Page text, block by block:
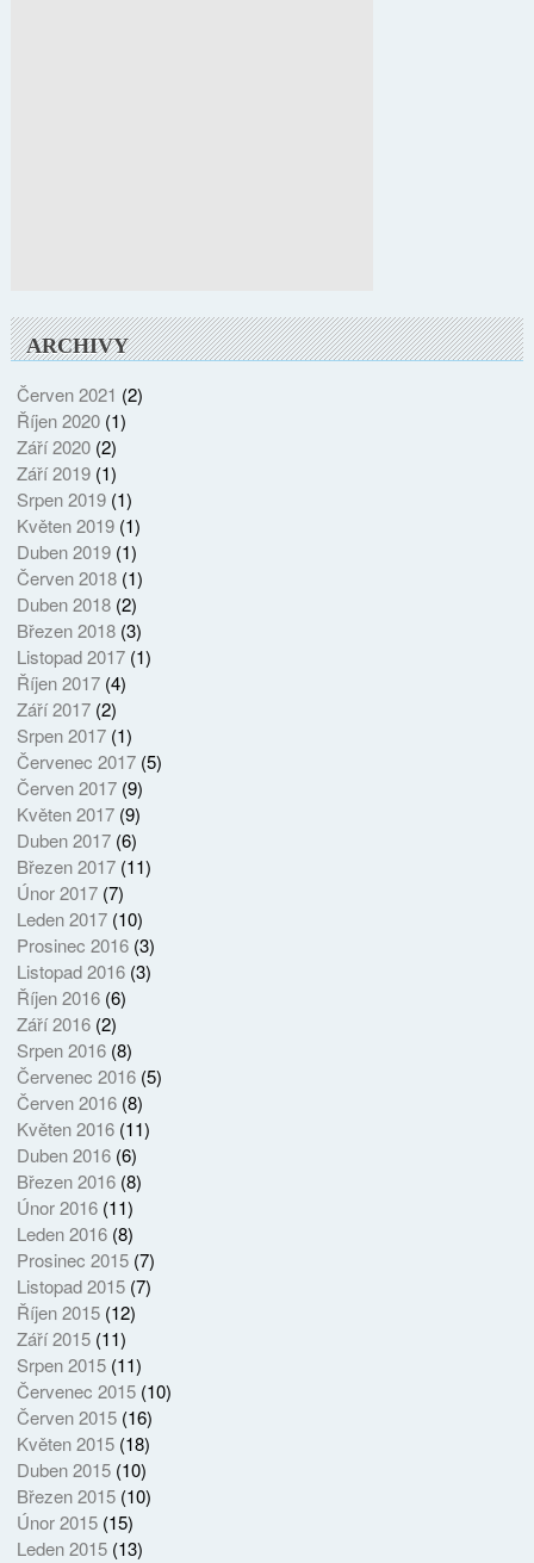
ARCHIVY
Červen 2021 (2)
Říjen 2020(1)
Září 2020(2)
Září 2019(1)
Srpen 2019(1)
Květen 2019(1)
Duben 2019(1)
Červen 2018(1)
Duben 2018(2)
Březen 2018(3)
Listopad 2017(1)
Říjen 2017(4)
Září 2017(2)
Srpen 2017(1)
Červenec 2017(5)
Červen 2017(9)
Květen 2017(9)
Duben 2017(6)
Březen 2017(11)
Únor 2017(7)
Leden 2017(10)
Prosinec 2016(3)
Listopad 2016(3)
Říjen 2016(6)
Září 2016(2)
Srpen 2016(8)
Červenec 2016(5)
Červen 2016(8)
Květen 2016(11)
Duben 2016(6)
Březen 2016(8)
Únor 2016(11)
Leden 2016(8)
Prosinec 2015(7)
Listopad 2015(7)
Říjen 2015(12)
Září 2015(11)
Srpen 2015(11)
Červenec 2015(10)
Červen 2015(16)
Květen 2015(18)
Duben 2015(10)
Březen 2015(10)
Únor 2015(15)
Leden 2015(13)